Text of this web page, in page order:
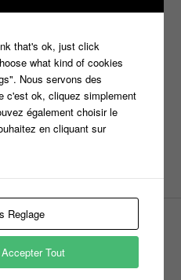
paroles
noplp nrj12
tf1
that's ok, just click
what kind of cookies
Nous servons des
c'est ok, cliquez simplement
également choisir le
en cliquant sur
Reglage
Tout